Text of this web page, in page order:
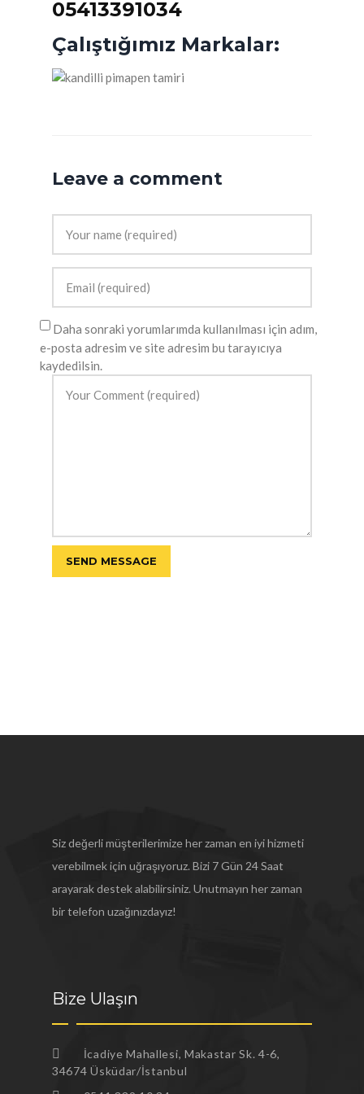
05413391034
Çalıştığımız Markalar:
Leave a comment
Daha sonraki yorumlarımda kullanılması için adım,
e-posta adresim ve site adresim bu tarayıcıya
kaydedilsin.
Siz değerli müşterilerimize her zaman en iyi hizmeti
verebilmek için uğraşıyoruz. Bizi 7 Gün 24 Saat
arayarak destek alabilirsiniz. Unutmayın her zaman
bir telefon uzağınızdayız!
Bize Ulaşın
İcadiye Mahallesi, Makastar Sk. 4-6,
34674 Üsküdar/İstanbul